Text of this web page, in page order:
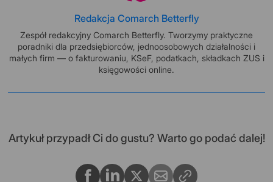
Redakcja Comarch Betterfly
Zespół redakcyjny Comarch Betterfly. Tworzymy praktyczne
poradniki dla przedsiębiorców, jednoosobowych działalności i
małych firm — o fakturowaniu, KSeF, podatkach, składkach ZUS i
księgowości online.
Artykuł przypadł Ci do gustu? Warto go podać dalej!